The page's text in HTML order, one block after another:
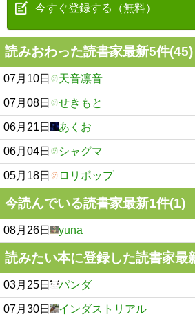
今すぐ登録する（無料）
読みおわった読書家最新5件(45)
07月10日 天音凛音
07月08日 せきもと
06月21日 あくお
06月04日 シャグマ
05月18日 ロリポップ
今読んでいる読書家最新1件(1)
08月26日 yuna
読みたい本に登録した読書家最
03月25日 パンダ
07月30日 インダストリアル